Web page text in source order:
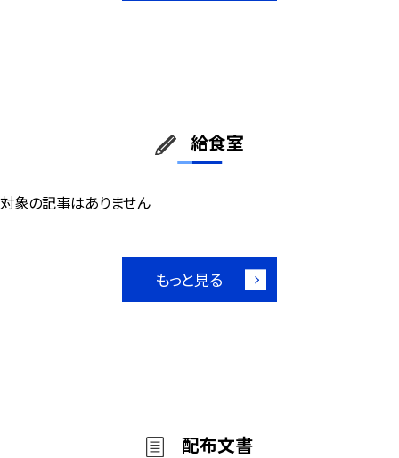
給食室
対象の記事はありません
もっと見る
配布文書